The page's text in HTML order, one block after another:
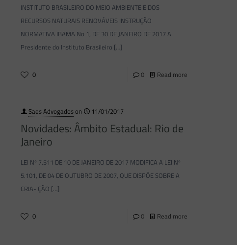
INSTITUTO BRASILEIRO DO MEIO AMBIENTE E DOS
RECURSOS NATURAIS RENOVÁVEIS INSTRUÇÃO
NORMATIVA IBAMA No 1, DE 30 DE JANEIRO DE 2017 A
Presidente do Instituto Brasileiro […]
0 0 Read more
Saes Advogadoson 11/01/2017
Novidades: Âmbito Estadual: Rio de
Janeiro
LEI Nº 7.511 DE 10 DE JANEIRO DE 2017 MODIFICA A LEI Nº
5.101, DE 04 DE OUTUBRO DE 2007, QUE DISPÕE SOBRE A
CRIA- ÇÃO […]
0 0 Read more